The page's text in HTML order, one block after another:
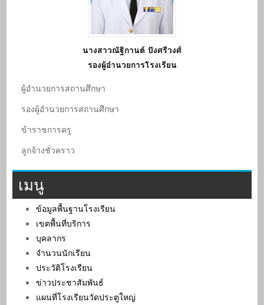
นางสาวณัฐิกานต์ ปังศรีวงศ์
รองผู้อำนวยการโรงเรียน
ผู้อํานวยการสถานศึกษา
รองผู้อํานวยการสถานศึกษา
ข้าราชการครู
ลูกจ้างชั่วคราว
เมนู
ข้อมูลพื้นฐานโรงเรียน
เขตพื้นที่บริการ
บุคลากร
จำนวนนักเรียน
ประวัติโรงเรียน
ข่าวประชาสัมพันธ์
แผนที่โรงเรียนวัดประตูใหญ่